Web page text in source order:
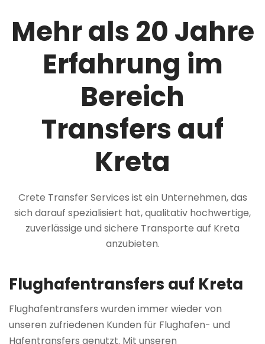
Mehr als 20 Jahre
Erfahrung im
Bereich
Transfers auf
Kreta
Crete Transfer Services ist ein Unternehmen, das
sich darauf spezialisiert hat, qualitativ hochwertige,
zuverlässige und sichere Transporte auf Kreta
anzubieten.
Flughafentransfers auf Kreta
Flughafentransfers wurden immer wieder von
unseren zufriedenen Kunden für Flughafen- und
Hafentransfers genutzt. Mit unseren